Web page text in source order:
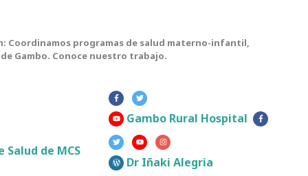
Coordinamos programas de salud materno-infantil,
Gambo. Conoce nuestro trabajo.
de MCS
Gambo Rural Hospital
Dr Iñaki Alegria